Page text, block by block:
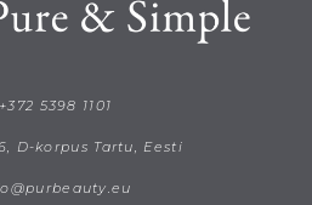
+372 5398 1101
D-korpus Tartu, Eesti